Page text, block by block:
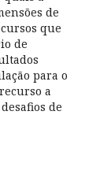
de
que
de
para o
a
de